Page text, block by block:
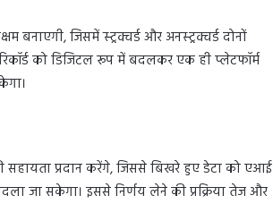
जिसमें स्ट्रक्चर्ड और अनस्ट्रक्चर्ड दोनों
को डिजिटल रूप में बदलकर एक ही प्लेटफॉर्म
प्रदान करेंगे, जिससे बिखरे हुए डेटा को एआई
जा सकेगा। इससे निर्णय लेने की प्रक्रिया तेज और